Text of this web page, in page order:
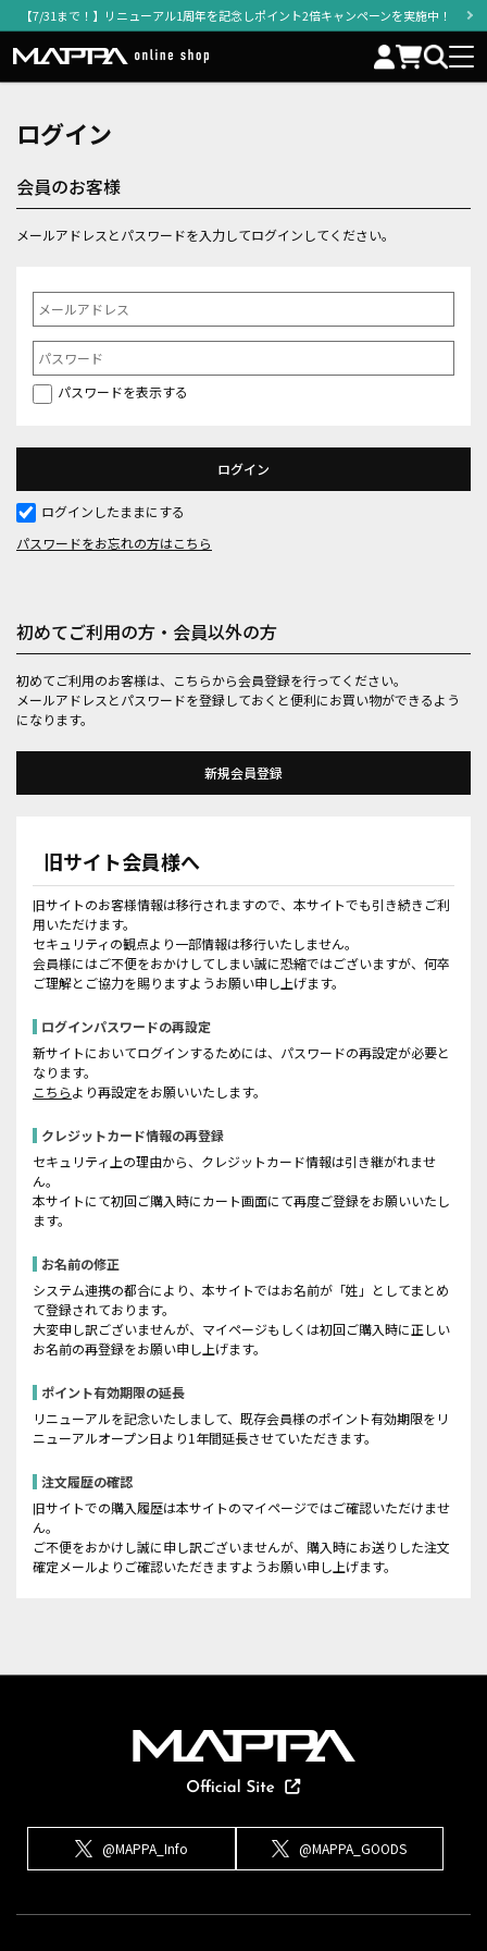
【7/31まで！】リニューアル1周年を記念しポイント2倍キャンペーンを実施中！
ログイン
会員のお客様
メールアドレスとパスワードを入力してログインしてください。
パスワードを表示する
ログインしたままにする
パスワードをお忘れの方はこちら
初めてご利用の方・会員以外の方
初めてご利用のお客様は、こちらから会員登録を行ってください。
メールアドレスとパスワードを登録しておくと便利にお買い物ができるよう
になります。
旧サイト会員様へ
旧サイトのお客様情報は移行されますので、本サイトでも引き続きご利
用いただけます。
セキュリティの観点より一部情報は移行いたしません。
会員様にはご不便をおかけしてしまい誠に恐縮ではございますが、何卒
ご理解とご協力を賜りますようお願い申し上げます。
ログインパスワードの再設定
新サイトにおいてログインするためには、パスワードの再設定が必要と
なります。
こちらより再設定をお願いいたします。
クレジットカード情報の再登録
セキュリティ上の理由から、クレジットカード情報は引き継がれませ
ん。
本サイトにて初回ご購入時にカート画面にて再度ご登録をお願いいたし
ます。
お名前の修正
システム連携の都合により、本サイトではお名前が「姓」としてまとめ
て登録されております。
大変申し訳ございませんが、マイページもしくは初回ご購入時に正しい
お名前の再登録をお願い申し上げます。
ポイント有効期限の延長
リニューアルを記念いたしまして、既存会員様のポイント有効期限をリ
ニューアルオープン日より1年間延長させていただきます。
注文履歴の確認
旧サイトでの購入履歴は本サイトのマイページではご確認いただけませ
ん。
ご不便をおかけし誠に申し訳ございませんが、購入時にお送りした注文
確定メールよりご確認いただきますようお願い申し上げます。
@MAPPA_Info @MAPPA_GOODS